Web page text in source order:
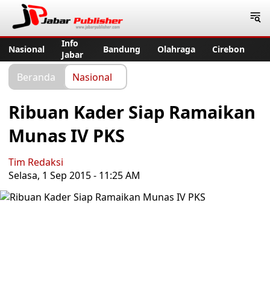
Nasional
Info
Jabar
Bandung Olahraga Cirebon
Beranda Nasional
Ribuan Kader Siap Ramaikan
Munas IV PKS
Tim Redaksi
Selasa, 1 Sep 2015 - 11:25 AM